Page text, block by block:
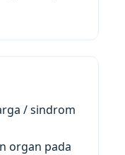
/ sindrom
organ pada